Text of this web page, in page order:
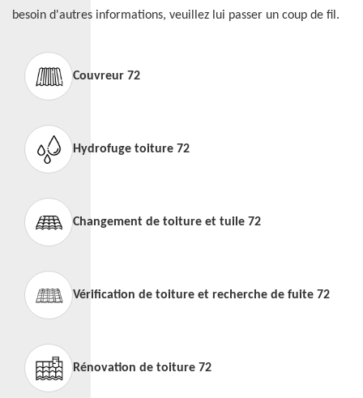
besoin d'autres informations, veuillez lui passer un coup de fil.
Couvreur 72
Hydrofuge toiture 72
Changement de toiture et tuile 72
Vérification de toiture et recherche de fuite 72
Rénovation de toiture 72